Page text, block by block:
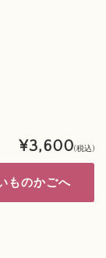
¥3,600(税込)